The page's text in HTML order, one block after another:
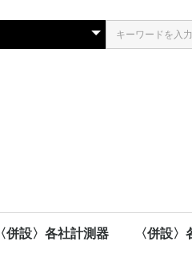
〈併設〉各社計測器 〈併設